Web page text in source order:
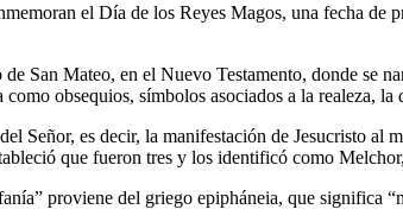
el Día de los Reyes Magos, una fecha
San Mateo, en el Nuevo Testamento, donde se
obsequios, símbolos asociados a la realeza,
Señor, es decir, la manifestación de Jesucristo
que fueron tres y los identificó como
proviene del griego epipháneia, que significa